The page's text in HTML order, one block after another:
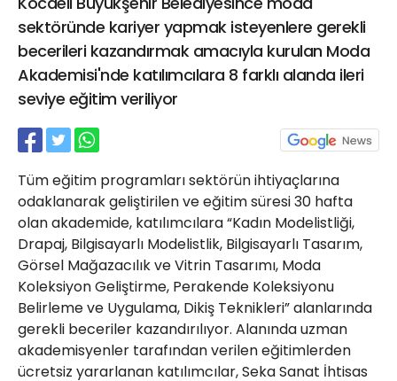
sektöründe kariyer yapmak isteyenlere gerekli
becerileri kazandırmak amacıyla kurulan Moda
Akademisi'nde katılımcılara 8 farklı alanda ileri
seviye eğitim veriliyor
Tüm eğitim programları sektörün ihtiyaçlarına
odaklanarak geliştirilen ve eğitim süresi 30 hafta
olan akademide, katılımcılara “Kadın Modelistliği,
Drapaj, Bilgisayarlı Modelistlik, Bilgisayarlı Tasarım,
Görsel Mağazacılık ve Vitrin Tasarımı, Moda
Koleksiyon Geliştirme, Perakende Koleksiyonu
Belirleme ve Uygulama, Dikiş Teknikleri” alanlarında
gerekli beceriler kazandırılıyor. Alanında uzman
akademisyenler tarafından verilen eğitimlerden
ücretsiz yararlanan katılımcılar, Seka Sanat İhtisas
21 Gölcük
02624132333
haber@golcukpostasi.com